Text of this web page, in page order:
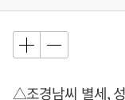
△조경남씨 별세,